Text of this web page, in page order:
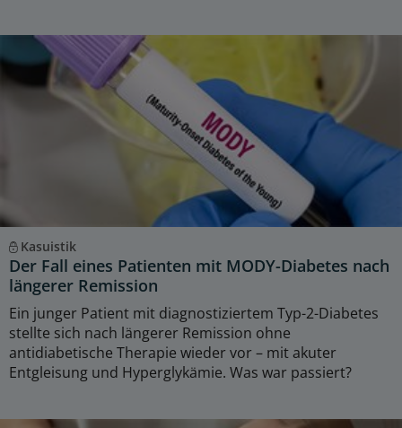
Kasuistik
Der Fall eines Patienten mit MODY-Diabetes nach
längerer Remission
Ein junger Patient mit diagnostiziertem Typ-2-Diabetes
stellte sich nach längerer Remission ohne
antidiabetische Therapie wieder vor – mit akuter
Entgleisung und Hyperglykämie. Was war passiert?